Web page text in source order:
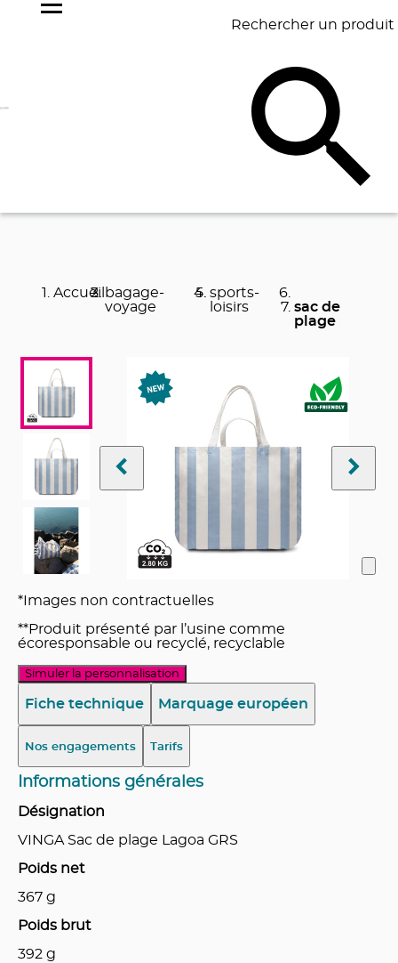
Rechercher un produit
BAGAGERIE BUREAU
Accueil bagage-
voyage
sports-
loisirs
sac de
plage
*Images non contractuelles
**Produit présenté par l’usine comme
écoresponsable ou recyclé, recyclable
Simuler la personnalisation
Fiche technique Marquage européen
Nos engagements Tarifs
Informations générales
Désignation
VINGA Sac de plage Lagoa GRS
Poids net
367 g
Poids brut
392 g